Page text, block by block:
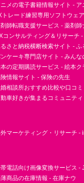
メの電子書籍情報サイト -
トレード練習専用ソフトウェ
師転職支援サービス - 薬剤師
コンサルティング＆リサーチ
さと納税横断検索サイト -
ケーキ専門店サイト - みんな
の定期購読サービス - 絵本ク
情報サイト - 保険の先生
相談所おすすめ比較や口コ
車好きが集まるコミュニテ
マーケティング・リサーチ -
電話向け画像変換サービス -
商品の在庫情報 - 在庫ナウ